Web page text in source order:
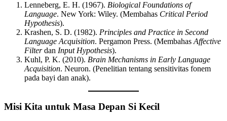
Lenneberg, E. H. (1967). Biological Foundations of
Language. New York: Wiley. (Membahas Critical Period
Hypothesis).
Krashen, S. D. (1982). Principles and Practice in Second
Language Acquisition. Pergamon Press. (Membahas Affective
Filterdan Input Hypothesis).
Kuhl, P. K. (2010). Brain Mechanisms in Early Language
Acquisition. Neuron. (Penelitian tentang sensitivitas fonem
pada bayi dan anak).
Misi Kita untuk Masa Depan Si Kecil